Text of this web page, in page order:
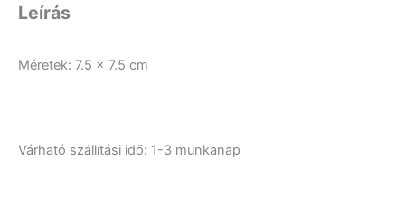
Leírás
Méretek: 7.5 x 7.5 cm
Várható szállítási idő: 1-3 munkanap